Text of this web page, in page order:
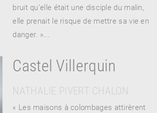
bruit qu’elle était une disciple du malin,
elle prenait le risque de mettre sa vie en
danger. »...
Castel Villerquin
NATHALIE PIVERT CHALON
« Les maisons à colombages attirèrent